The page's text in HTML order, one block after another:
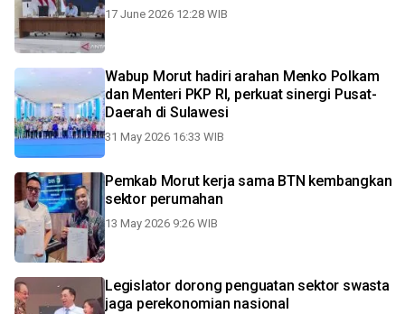
17 June 2026 12:28 WIB
Wabup Morut hadiri arahan Menko Polkam
dan Menteri PKP RI, perkuat sinergi Pusat-
Daerah di Sulawesi
31 May 2026 16:33 WIB
Pemkab Morut kerja sama BTN kembangkan
sektor perumahan
13 May 2026 9:26 WIB
Legislator dorong penguatan sektor swasta
jaga perekonomian nasional